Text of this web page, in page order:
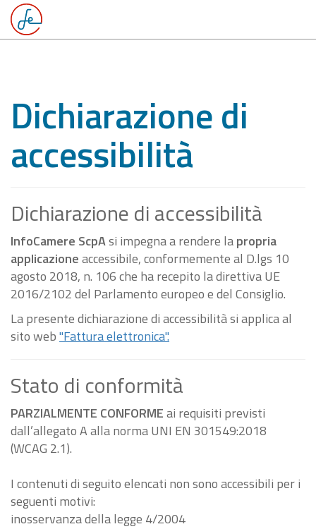
Dichiarazione di
accessibilità
Dichiarazione di accessibilità
InfoCamere ScpAsi impegna a rendere lapropria
applicazioneaccessibile, conformemente al D.lgs 10
agosto 2018, n. 106 che ha recepito la direttiva UE
2016/2102 del Parlamento europeo e del Consiglio.
La presente dichiarazione di accessibilità si applica al
sito web"Fattura elettronica".
Stato di conformità
PARZIALMENTE CONFORMEai requisiti previsti
dall’allegato A alla norma UNI EN 301549:2018
(WCAG 2.1).
I contenuti di seguito elencati non sono accessibili per i
seguenti motivi:
inosservanza della legge 4/2004